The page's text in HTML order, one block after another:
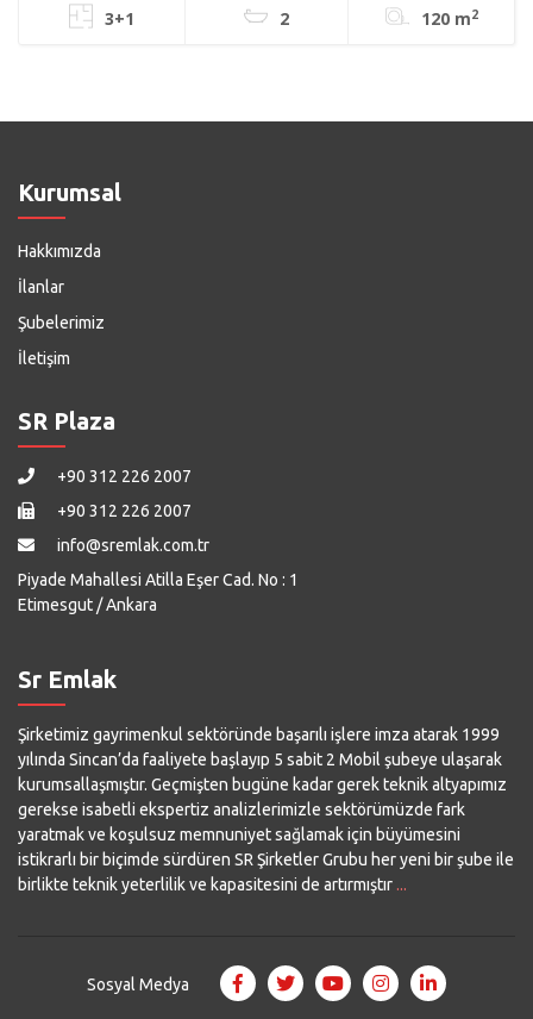
3+1 2 120 m2
Kurumsal
Hakkımızda
İlanlar
Şubelerimiz
İletişim
SR Plaza
+90 312 226 2007
+90 312 226 2007
info@sremlak.com.tr
Piyade Mahallesi Atilla Eşer Cad. No : 1
Etimesgut / Ankara
Sr Emlak
Şirketimiz gayrimenkul sektöründe başarılı işlere imza atarak 1999
yılında Sincan’da faaliyete başlayıp 5 sabit 2 Mobil şubeye ulaşarak
kurumsallaşmıştır. Geçmişten bugüne kadar gerek teknik altyapımız
gerekse isabetli ekspertiz analizlerimizle sektörümüzde fark
yaratmak ve koşulsuz memnuniyet sağlamak için büyümesini
istikrarlı bir biçimde sürdüren SR Şirketler Grubu her yeni bir şube ile
birlikte teknik yeterlilik ve kapasitesini de artırmıştır ...
Sosyal Medya